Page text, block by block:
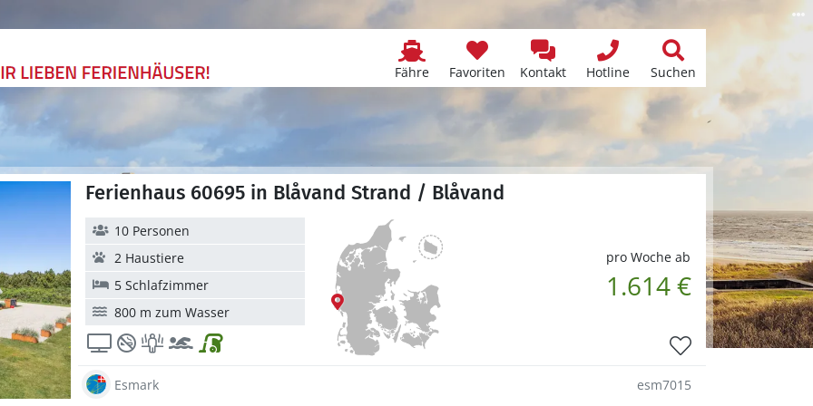
Fähre Favoriten Kontakt Hotline Suchen
Ferienhaus 60695 in Blåvand Strand / Blåvand
pro Woche ab
1.614 €
10 Personen
2 Haustiere
5 Schlafzimmer
800 m zum Wasser
Esmark esm7015